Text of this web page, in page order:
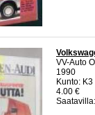
VV-Auto
1990
Kunto:
4.00 €